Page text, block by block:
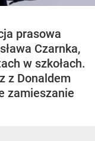
prasowa
Czarnka,
w szkołach.
z Donaldem
zamieszanie